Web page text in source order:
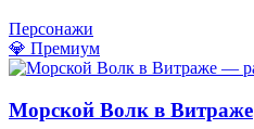
Персонажи
💎 Премиум
Морской Волк в Витраже